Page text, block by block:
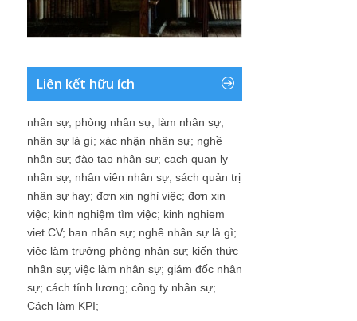
Liên kết hữu ích
nhân sự; phòng nhân sự; làm nhân sự;
nhân sự là gì; xác nhận nhân sự; nghề
nhân sự; đào tạo nhân sự; cach quan ly
nhân sự; nhân viên nhân sự; sách quản trị
nhân sự hay; đơn xin nghỉ việc; đơn xin
việc; kinh nghiệm tìm việc; kinh nghiem
viet CV; ban nhân sự; nghề nhân sự là gì;
việc làm trưởng phòng nhân sự; kiến thức
nhân sự; việc làm nhân sự; giám đốc nhân
sự; cách tính lương; công ty nhân sự;
Cách làm KPI;